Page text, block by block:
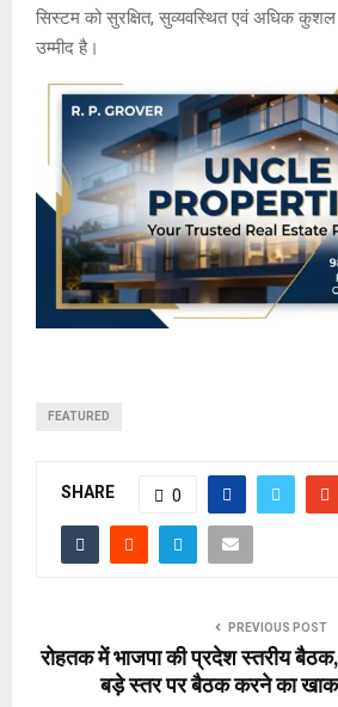
सिस्टम को सुरक्षित, सुव्यवस्थित एवं अधिक
उम्मीद है।
FEATURED
SHARE 0
PREVIOUS POST
रोहतक में भाजपा की प्रदेश स्तरीय
बड़े स्तर पर बैठक करने का खाका